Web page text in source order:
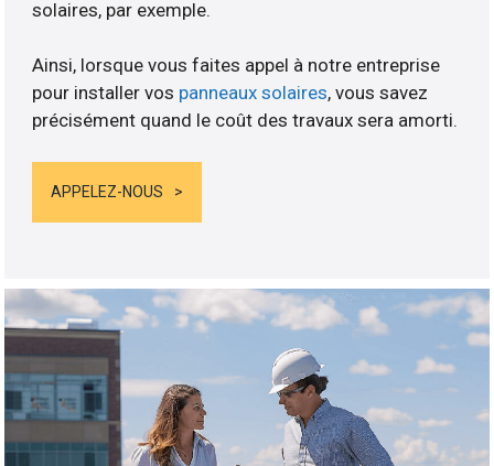
solaires, par exemple.
Ainsi, lorsque vous faites appel à notre entreprise
pour installer vos panneaux solaires, vous savez
précisément quand le coût des travaux sera amorti.
APPELEZ-NOUS